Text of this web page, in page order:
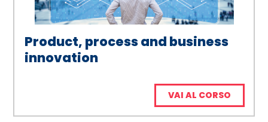
Product, process and business
innovation
VAI AL CORSO